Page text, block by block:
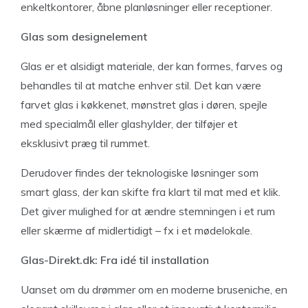
enkeltkontorer, åbne planløsninger eller receptioner.
Glas som designelement
Glas er et alsidigt materiale, der kan formes, farves og
behandles til at matche enhver stil. Det kan være
farvet glas i køkkenet, mønstret glas i døren, spejle
med specialmål eller glashylder, der tilføjer et
eksklusivt præg til rummet.
Derudover findes der teknologiske løsninger som
smart glass, der kan skifte fra klart til mat med et klik.
Det giver mulighed for at ændre stemningen i et rum
eller skærme af midlertidigt – fx i et mødelokale.
Glas-Direkt.dk: Fra idé til installation
Uanset om du drømmer om en moderne bruseniche, en